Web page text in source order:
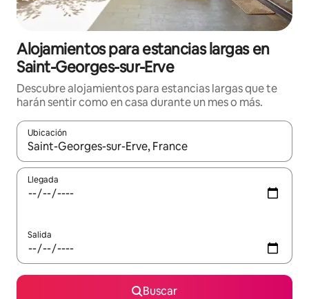
Alojamientos para estancias largas en
Saint-Georges-sur-Erve
Descubre alojamientos para estancias largas que te
harán sentir como en casa durante un mes o más.
Ubicación
Cuando los resultados estén disponibles, podrás navegar
Llegada
Salida
Buscar